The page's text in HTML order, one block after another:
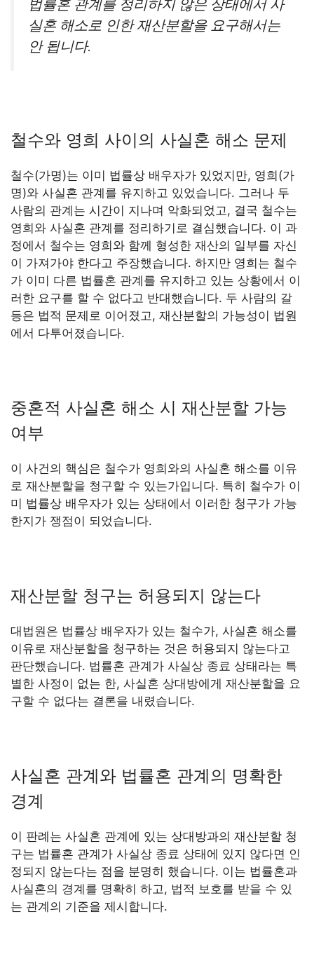
법률혼 관계를 정리하지 않은 상태에서 사
실혼 해소로 인한 재산분할을 요구해서는
안 됩니다.
철수와 영희 사이의 사실혼 해소 문제
철수(가명)는 이미 법률상 배우자가 있었지만, 영희(가
명)와 사실혼 관계를 유지하고 있었습니다. 그러나 두
사람의 관계는 시간이 지나며 악화되었고, 결국 철수는
영희와 사실혼 관계를 정리하기로 결심했습니다. 이 과
정에서 철수는 영희와 함께 형성한 재산의 일부를 자신
이 가져가야 한다고 주장했습니다. 하지만 영희는 철수
가 이미 다른 법률혼 관계를 유지하고 있는 상황에서 이
러한 요구를 할 수 없다고 반대했습니다. 두 사람의 갈
등은 법적 문제로 이어졌고, 재산분할의 가능성이 법원
에서 다투어졌습니다.
중혼적 사실혼 해소 시 재산분할 가능
여부
이 사건의 핵심은 철수가 영희와의 사실혼 해소를 이유
로 재산분할을 청구할 수 있는가입니다. 특히 철수가 이
미 법률상 배우자가 있는 상태에서 이러한 청구가 가능
한지가 쟁점이 되었습니다.
재산분할 청구는 허용되지 않는다
대법원은 법률상 배우자가 있는 철수가, 사실혼 해소를
이유로 재산분할을 청구하는 것은 허용되지 않는다고
판단했습니다. 법률혼 관계가 사실상 종료 상태라는 특
별한 사정이 없는 한, 사실혼 상대방에게 재산분할을 요
구할 수 없다는 결론을 내렸습니다.
사실혼 관계와 법률혼 관계의 명확한
경계
이 판례는 사실혼 관계에 있는 상대방과의 재산분할 청
구는 법률혼 관계가 사실상 종료 상태에 있지 않다면 인
정되지 않는다는 점을 분명히 했습니다. 이는 법률혼과
사실혼의 경계를 명확히 하고, 법적 보호를 받을 수 있
는 관계의 기준을 제시합니다.